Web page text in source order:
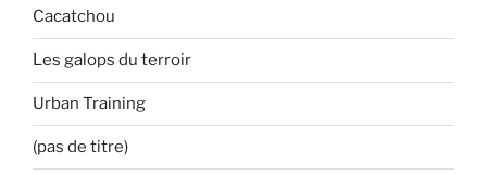
Cacatchou
Les galops du terroir
Urban Training
(pas de titre)